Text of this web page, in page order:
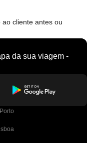
cliente antes ou
da sua viagem -